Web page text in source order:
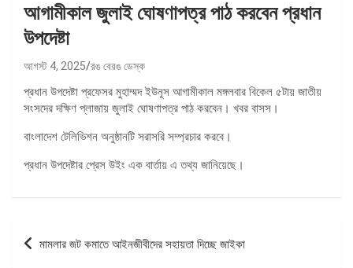
আগামীকাল জুলাই ঘোষণাপত্র পাঠ করবেন প্রধান
উপদেষ্টা
আগস্ট 4, 2025 রঙ বেরঙ ডেস্ক
প্রধান উপদেষ্টা প্রফেসর মুহাম্মদ ইউনূস আগামীকাল মঙ্গলবার বিকেল ৫টায় জাতীয়
সংসদের দক্ষিণ প্লাজায় জুলাই ঘোষণাপত্র পাঠ করবেন। খবর বাসস।
বাংলাদেশ টেলিভিশন অনুষ্ঠানটি সরাসরি সম্প্রচার করবে।
প্রধান উপদেষ্টার প্রেস উইং এক বার্তায় এ তথ্য জানিয়েছে।
পোস্ট
মামলার জট কমাতে আইনজীবীদের সহায়তা দিচ্ছে জাইকা